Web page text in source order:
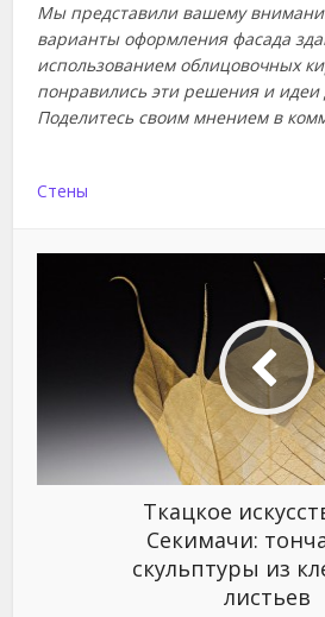
Мы представили вашему
варианты оформления фасада
использованием облицовочных
понравились эти решения и идеи
Поделитесь своим мнением в
Стены
Ткацкое
Секимачи:
скульптуры из
листьев